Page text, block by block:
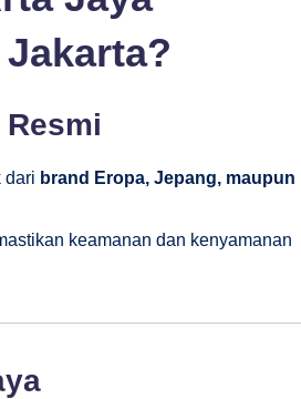
dari brand Eropa, Jepang, maupun
keamanan dan kenyamanan